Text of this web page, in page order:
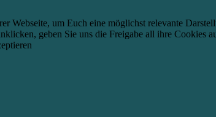
Webseite, um Euch eine möglichst relevante
geben Sie uns die Freigabe all ihre Cookies